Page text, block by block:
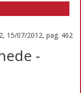
15/07/2012, pag. 462
-